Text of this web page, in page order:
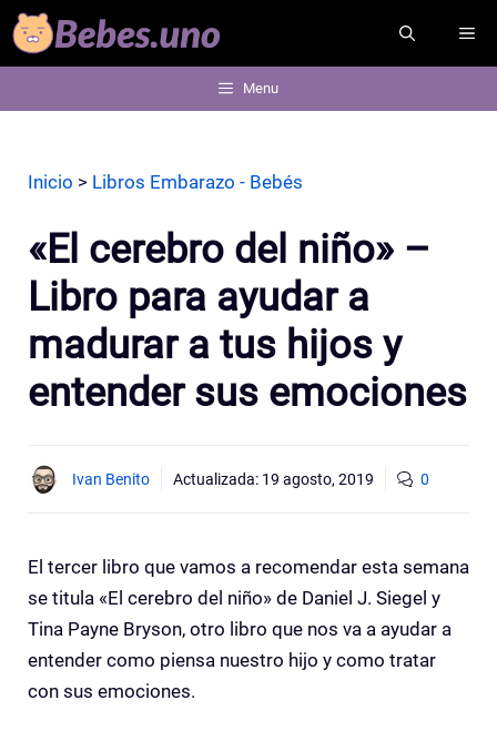
Saltar
al
Menu
Inicio > Libros Embarazo - Bebés
«El cerebro del niño» –
Libro para ayudar a
madurar a tus hijos y
entender sus emociones
Ivan Benito Actualizada: 19 agosto, 2019 0
El tercer libro que vamos a recomendar esta semana
se titula «El cerebro del niño» de Daniel J. Siegel y
Tina Payne Bryson, otro libro que nos va a ayudar a
entender como piensa nuestro hijo y como tratar
con sus emociones.